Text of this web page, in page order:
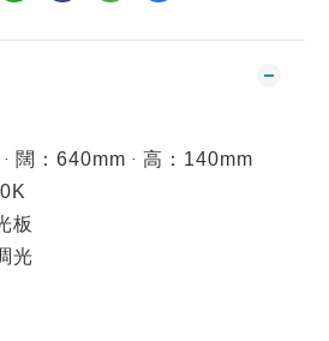
闊：640mm ‧ 高：140mm
板
光